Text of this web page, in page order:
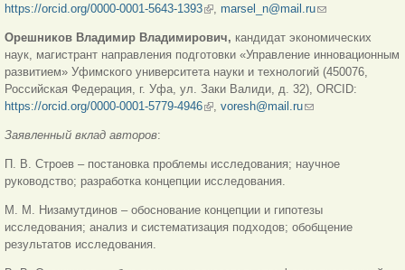
https://orcid.org/0000-0001-5643-1393(внешняя ссылка)
, marsel_n@mail.ru(ссылка для
Орешников Владимир Владимирович, кандидат экономических
наук, магистрант направления подготовки «Управление инновационным
развитием» Уфимского университета науки и технологий (450076,
Российская Федерация, г. Уфа, ул. Заки Валиди, д. 32), ORCID:
https://orcid.org/0000-0001-5779-4946(внешняя ссылка)
, voresh@mail.ru(ссылка для
Заявленный вклад авторов:
П. В. Строев – постановка проблемы исследования; научное
руководство; разработка концепции исследования.
М. М. Низамутдинов – обоснование концепции и гипотезы
исследования; анализ и систематизация подходов; обобщение
результатов исследования.